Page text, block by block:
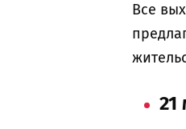
Все
21